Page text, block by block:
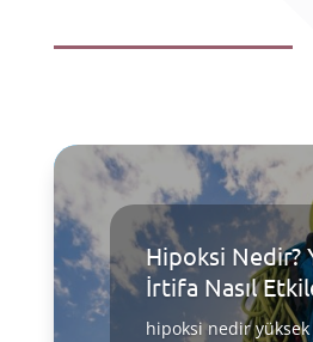
Hipoksi Nedir?
İrtifa Nasıl
hipoksi nedir